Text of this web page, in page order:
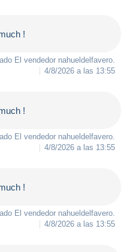
!
El vendedor nahueldelfavero.
4/8/2026 a las 13:55
!
El vendedor nahueldelfavero.
4/8/2026 a las 13:55
!
El vendedor nahueldelfavero.
4/8/2026 a las 13:55